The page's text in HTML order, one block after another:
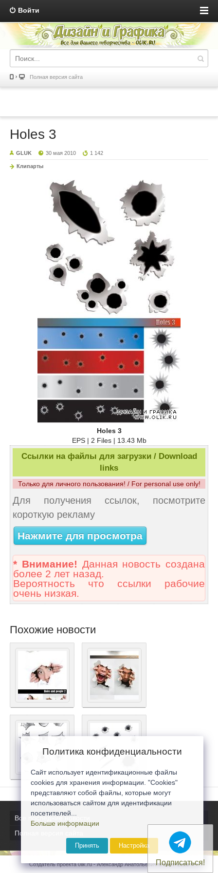
Войти
Полная версия сайта
Holes 3
GLUK 30 мая 2010 1 142
Клипарты
Holes 3
EPS | 2 Files | 13.43 Mb
Ссылки на файлы для загрузки / Download
links
Только для личного пользования! / For personal use only!
Для получения ссылок, посмотрите
короткую рекламу
Нажмите для просмотра
* Внимание! Данная новость создана
более 2 лет назад.
Вероятность что ссылки рабочие
очень низкая.
Похожие новости
Все последние новости
Полная версия сайта
Создатель проекта 0lik.ru - Александр Анатольевич © 2007-2026
Подписаться!
Политика конфиденциальности
Сайт использует идентификационные файлы
cookies для хранения информации. "Cookies"
представляют собой файлы, которые могут
использоваться сайтом для идентификации
посетителей...
Больше информации
Принять Настройка